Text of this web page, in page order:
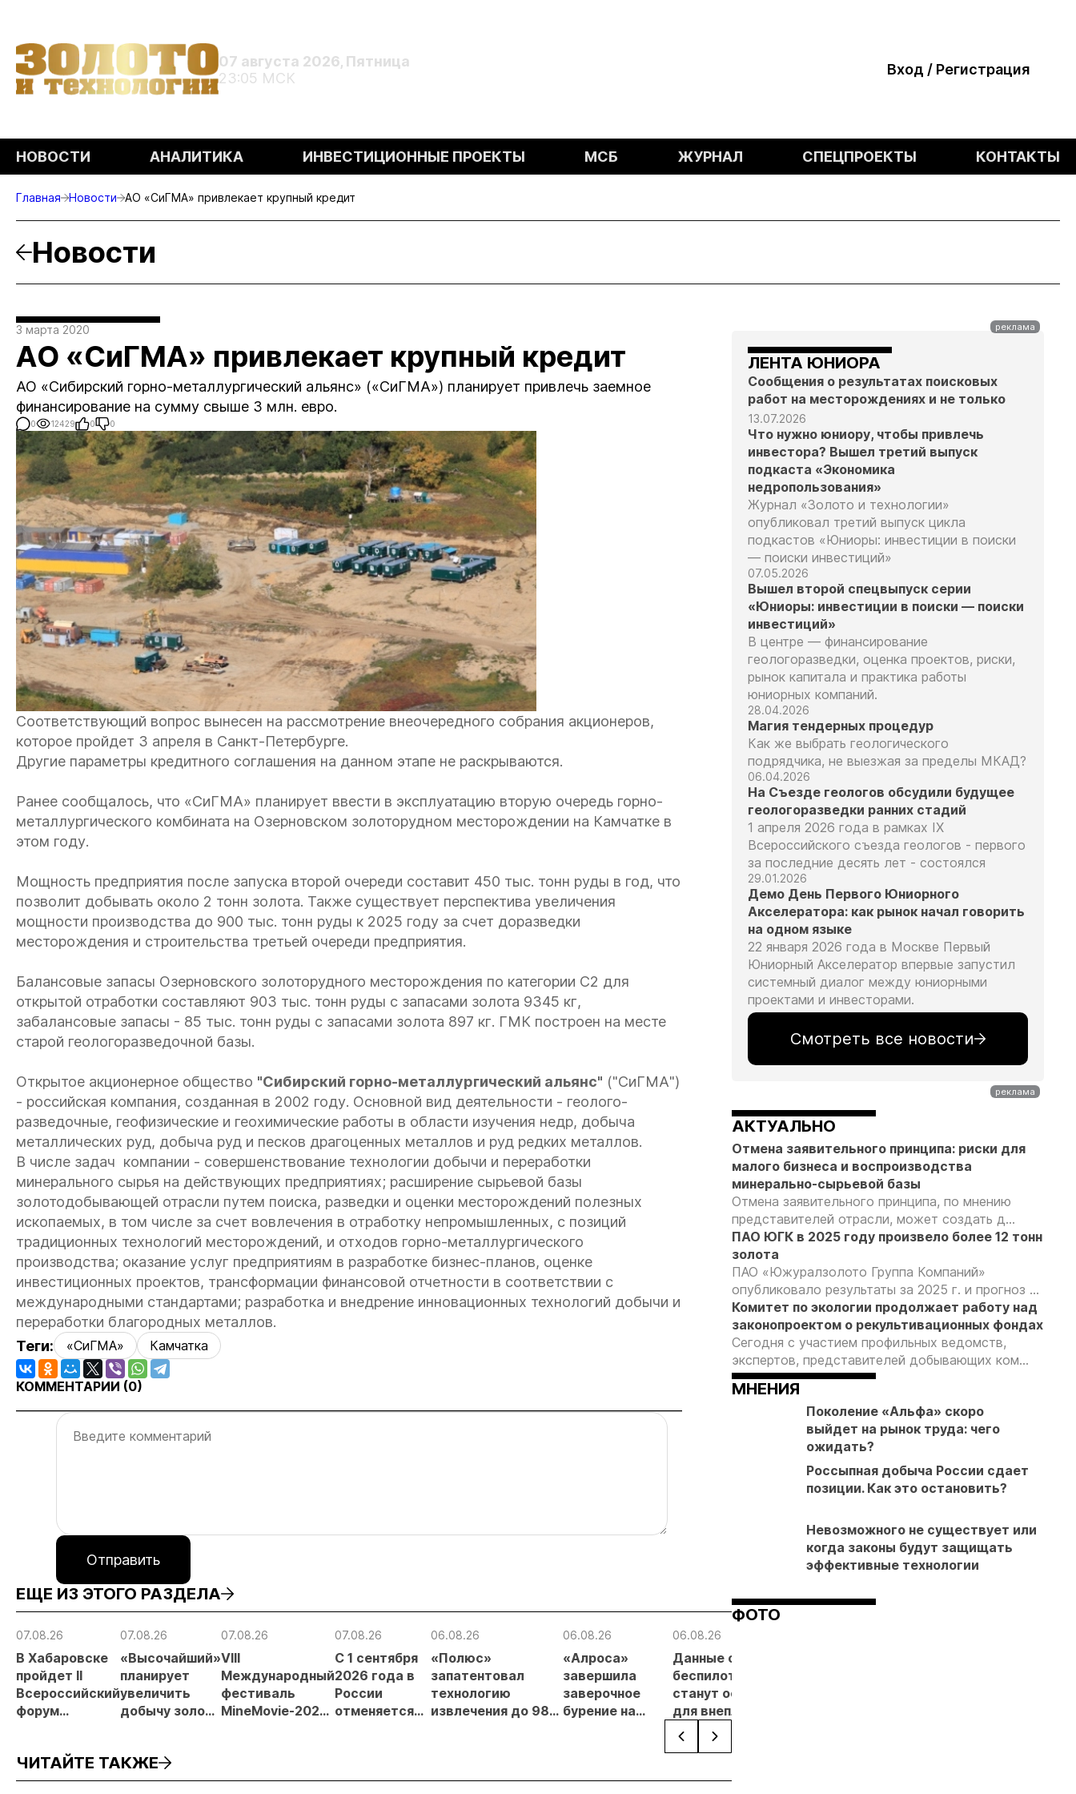
07 августа 2026, Пятница
23:05 МСК
Вход / Регистрация
НОВОСТИ АНАЛИТИКА ИНВЕСТИЦИОННЫЕ ПРОЕКТЫ МСБ ЖУРНАЛ СПЕЦПРОЕКТЫ КОНТАКТЫ
Главная Новости АО «СиГМА» привлекает крупный кредит
Новости
3 марта 2020
АО «СиГМА» привлекает крупный кредит
АО «Сибирский горно-металлургический альянс» («СиГМА») планирует привлечь заемное
финансирование на сумму свыше 3 млн. евро.
0 12429 0 0
Соответствующий вопрос вынесен на рассмотрение внеочередного собрания акционеров,
которое пройдет 3 апреля в Санкт-Петербурге.
Другие параметры кредитного соглашения на данном этапе не раскрываются.
Ранее сообщалось, что «СиГМА» планирует ввести в эксплуатацию вторую очередь горно-
металлургического комбината на Озерновском золоторудном месторождении на Камчатке в
этом году.
Мощность предприятия после запуска второй очереди составит 450 тыс. тонн руды в год, что
позволит добывать около 2 тонн золота. Также существует перспектива увеличения
мощности производства до 900 тыс. тонн руды к 2025 году за счет доразведки
месторождения и строительства третьей очереди предприятия.
Балансовые запасы Озерновского золоторудного месторождения по категории С2 для
открытой отработки составляют 903 тыс. тонн руды с запасами золота 9345 кг,
забалансовые запасы - 85 тыс. тонн руды с запасами золота 897 кг. ГМК построен на месте
старой геологоразведочной базы.
Открытое акционерное общество "Сибирский горно-металлургический альянс" ("СиГМА")
- российская компания, созданная в 2002 году. Основной вид деятельности - геолого-
разведочные, геофизические и геохимические работы в области изучения недр, добыча
металлических руд, добыча руд и песков драгоценных металлов и руд редких металлов.
В числе задач компании - совершенствование технологии добычи и переработки
минерального сырья на действующих предприятиях; расширение сырьевой базы
золотодобывающей отрасли путем поиска, разведки и оценки месторождений полезных
ископаемых, в том числе за счет вовлечения в отработку непромышленных, с позиций
традиционных технологий месторождений, и отходов горно-металлургического
производства; оказание услуг предприятиям в разработке бизнес-планов, оценке
инвестиционных проектов, трансформации финансовой отчетности в соответствии с
международными стандартами; разработка и внедрение инновационных технологий добычи и
переработки благородных металлов.
Теги:
«СиГМА» Камчатка
КОММЕНТАРИИ (0)
Отправить
ЕЩЕ ИЗ ЭТОГО РАЗДЕЛА
07.08.26
В Хабаровске
пройдет II
Всероссийский
форум
России»
07.08.26
«Высочайший»
планирует
увеличить
добычу золота
07.08.26
VIII
Международный
фестиваль
MineMovie-2026
07.08.26
С 1 сентября
2026 года в
России
отменяется
отраслевые
06.08.26
«Полюс»
запатентовал
технологию
извлечения до 98%
06.08.26
«Алроса»
завершила
заверочное
бурение на
06.08.26
Данные с
беспилотников
станут основанием
для внеплановых
проверок
недропользователей
ЧИТАЙТЕ ТАКЖЕ
ЛЕНТА ЮНИОРА
Сообщения о результатах поисковых
работ на месторождениях и не только
13.07.2026
Что нужно юниору, чтобы привлечь
инвестора? Вышел третий выпуск
подкаста «Экономика
недропользования»
Журнал «Золото и технологии»
опубликовал третий выпуск цикла
подкастов «Юниоры: инвестиции в поиски
— поиски инвестиций»
07.05.2026
Вышел второй спецвыпуск серии
«Юниоры: инвестиции в поиски — поиски
инвестиций»
В центре — финансирование
геологоразведки, оценка проектов, риски,
рынок капитала и практика работы
юниорных компаний.
28.04.2026
Магия тендерных процедур
Как же выбрать геологического
подрядчика, не выезжая за пределы МКАД?
06.04.2026
На Съезде геологов обсудили будущее
геологоразведки ранних стадий
1 апреля 2026 года в рамках IX
Всероссийского съезда геологов - первого
за последние десять лет - состоялся
29.01.2026
Демо День Первого Юниорного
Акселератора: как рынок начал говорить
на одном языке
22 января 2026 года в Москве Первый
Юниорный Акселератор впервые запустил
системный диалог между юниорными
проектами и инвесторами.
Смотреть все новости
АКТУАЛЬНО
Отмена заявительного принципа: риски для
малого бизнеса и воспроизводства
минерально-сырьевой базы
Отмена заявительного принципа, по мнению
представителей отрасли, может создать д...
ПАО ЮГК в 2025 году произвело более 12 тонн
золота
ПАО «Южуралзолото Группа Компаний»
опубликовало результаты за 2025 г. и прогноз ...
Комитет по экологии продолжает работу над
законопроектом о рекультивационных фондах
Сегодня с участием профильных ведомств,
экспертов, представителей добывающих ком...
МНЕНИЯ
Поколение «Альфа» скоро
выйдет на рынок труда: чего
ожидать?
Россыпная добыча России сдает
позиции. Как это остановить?
Невозможного не существует или
когда законы будут защищать
эффективные технологии
ФОТО